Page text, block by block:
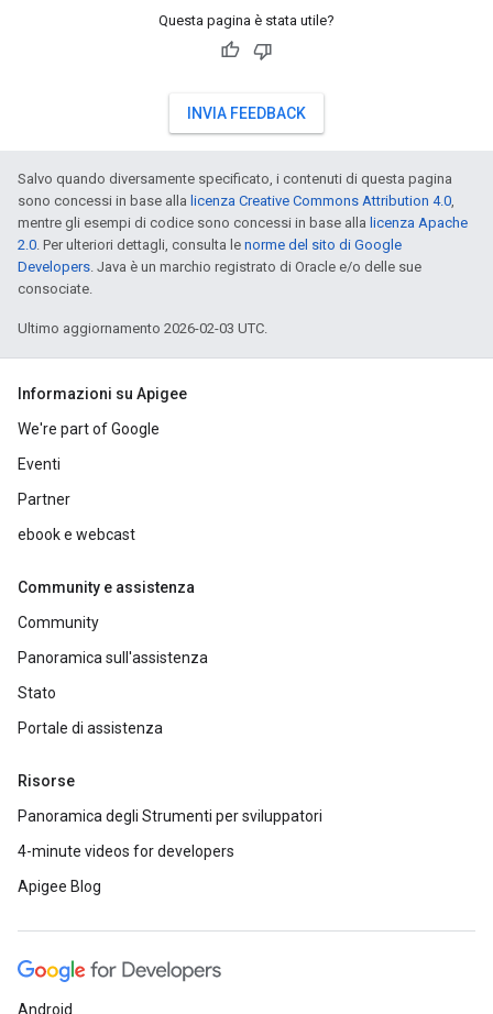
Questa pagina è stata utile?
INVIA FEEDBACK
Salvo quando diversamente specificato, i contenuti di questa pagina
sono concessi in base alla licenza Creative Commons Attribution 4.0,
mentre gli esempi di codice sono concessi in base alla licenza Apache
2.0. Per ulteriori dettagli, consulta le norme del sito di Google
Developers. Java è un marchio registrato di Oracle e/o delle sue
consociate.
Ultimo aggiornamento 2026-02-03 UTC.
Informazioni su Apigee
We're part of Google
Eventi
Partner
ebook e webcast
Community e assistenza
Community
Panoramica sull'assistenza
Stato
Portale di assistenza
Risorse
Panoramica degli Strumenti per sviluppatori
4-minute videos for developers
Apigee Blog
Android